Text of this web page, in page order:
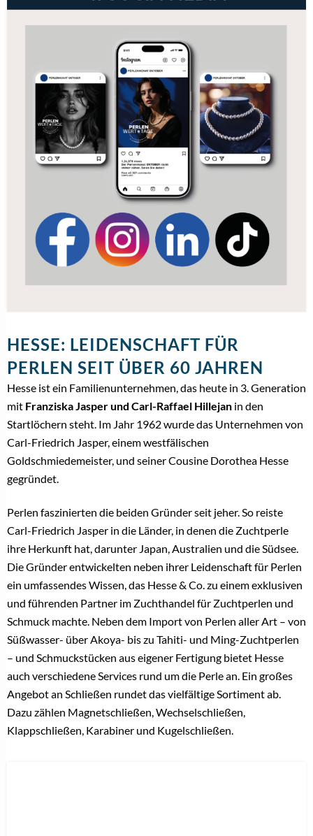
HESSE: LEIDENSCHAFT FÜR
PERLEN SEIT ÜBER 60 JAHREN
Hesse ist ein Familienunternehmen, das heute in 3. Generation
mit Franziska Jasper und Carl-Raffael Hillejan in den
Startlöchern steht. Im Jahr 1962 wurde das Unternehmen von
Carl-Friedrich Jasper, einem westfälischen
Goldschmiedemeister, und seiner Cousine Dorothea Hesse
gegründet.
Perlen faszinierten die beiden Gründer seit jeher. So reiste
Carl-Friedrich Jasper in die Länder, in denen die Zuchtperle
ihre Herkunft hat, darunter Japan, Australien und die Südsee.
Die Gründer entwickelten neben ihrer Leidenschaft für Perlen
ein umfassendes Wissen, das Hesse & Co. zu einem exklusiven
und führenden Partner im Zuchthandel für Zuchtperlen und
Schmuck machte. Neben dem Import von Perlen aller Art – von
Süßwasser- über Akoya- bis zu Tahiti- und Ming-Zuchtperlen
– und Schmuckstücken aus eigener Fertigung bietet Hesse
auch verschiedene Services rund um die Perle an. Ein großes
Angebot an Schließen rundet das vielfältige Sortiment ab.
Dazu zählen Magnetschließen, Wechselschließen,
Klappschließen, Karabiner und Kugelschließen.